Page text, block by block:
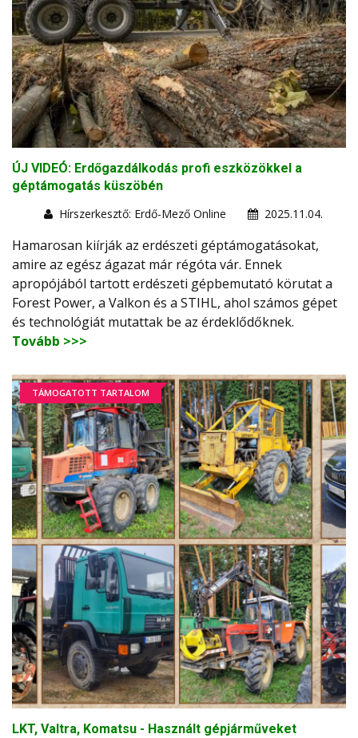
ÚJ VIDEÓ: Erdőgazdálkodás profi eszközökkel a
géptámogatás küszöbén
Hírszerkesztő: Erdő-Mező Online
2025.11.04.
Hamarosan kiírják az erdészeti géptámogatásokat,
amire az egész ágazat már régóta vár. Ennek
apropójából tartott erdészeti gépbemutató körutat a
Forest Power, a Valkon és a STIHL, ahol számos gépet
és technológiát mutattak be az érdeklődőknek.
Tovább >>>
TÁMOGATOTT TARTALOM
LKT, Valtra, Komatsu - Használt gépjárműveket